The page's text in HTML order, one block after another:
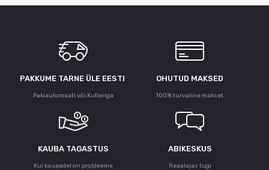
PAKKUME TARNE ÜLE ЕESTI
Pakiautomaati või Kulleriga
OHUTUD MAKSED
100% turvaline makset
KAUBA TAGASTUS
Kui kaupadel on probleeme
ABIKESKUS
Reaalajas tugi